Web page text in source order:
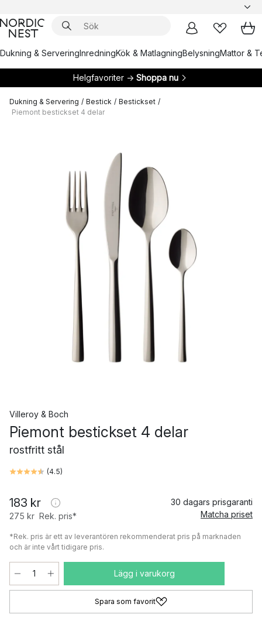
Dukning & ServeringInredningKök & MatlagningBelysningMattor &
Helgfavoriter → Shoppa nu
Dukning & Servering / Bestick / Bestickset /
Piemont bestickset 4 delar
Villeroy & Boch
Piemont bestickset 4 delar
rostfritt stål
(4.5)
183 kr
275 kr Rek. pris*
30 dagars prisgaranti
Matcha priset
*Rek. pris är ett av leverantören rekommenderat pris på marknaden
och är inte vårt tidigare pris.
Lägg i varukorg
Spara som favorit